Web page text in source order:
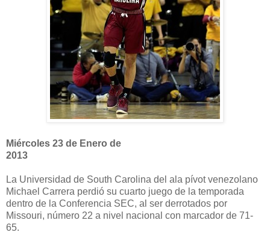
Miércoles 23 de Enero de
2013
La Universidad de South Carolina del ala pívot venezolano
Michael Carrera perdió su cuarto juego de la temporada
dentro de la Conferencia SEC, al ser derrotados por
Missouri, número 22 a nivel nacional con marcador de 71-
65.